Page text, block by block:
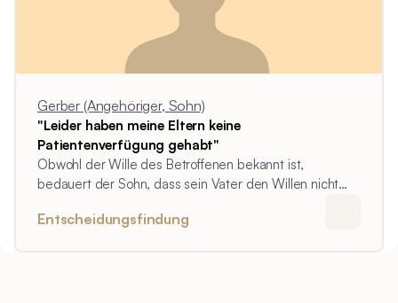
Gerber (Angehöriger, Sohn)
"Leider haben meine Eltern keine
Patientenverfügung gehabt"
Obwohl der Wille des Betroffenen bekannt ist,
bedauert der Sohn, dass sein Vater den Willen nicht
wurden, den Vater nicht länger lebenserhaltend zu
Entscheidungsfindung